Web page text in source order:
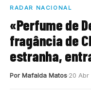
RADAR NACIONAL
«Perfume de
fragância de
estranha,
Por Mafalda Matos 20 Abr